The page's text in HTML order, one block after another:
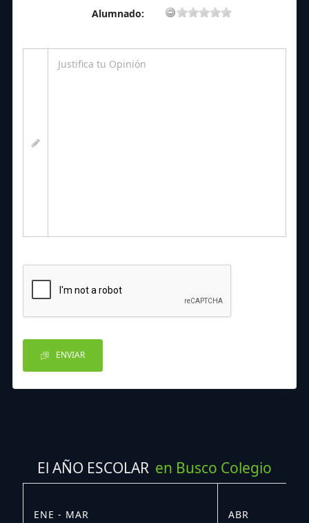
Alumnado:
ENVIAR
El AÑO ESCOLAR en Busco Colegio
ENE - MAR ABR